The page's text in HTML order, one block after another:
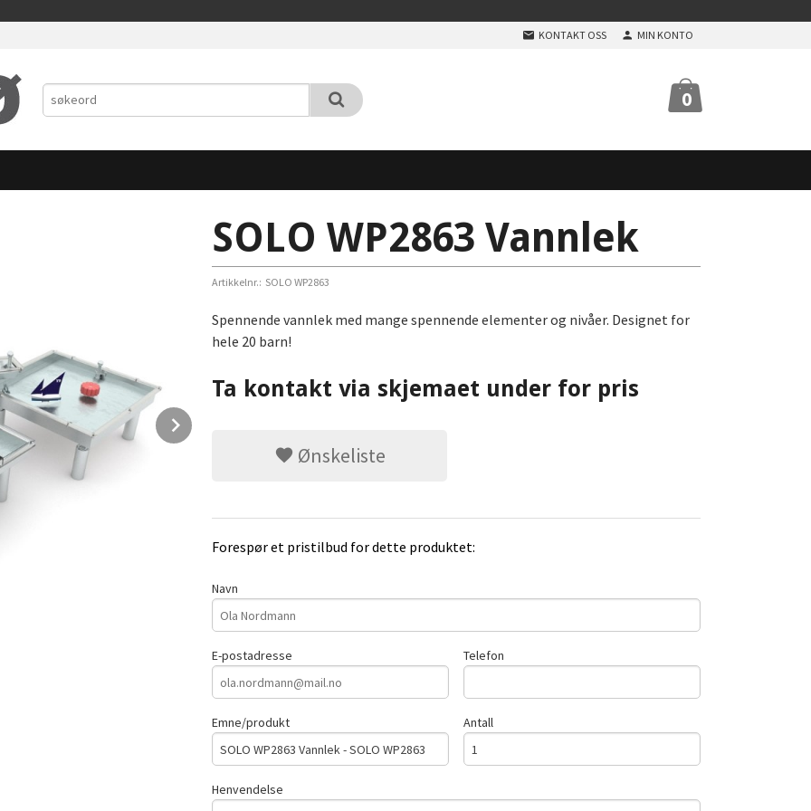
KONTAKT OSS MIN KONTO
0
SOLO WP2863 Vannlek
Artikkelnr.: SOLO WP2863
Spennende vannlek med mange spennende elementer og nivåer. Designet for
hele 20 barn!
Ta kontakt via skjemaet under for pris
Ønskeliste
Forespør et pristilbud for dette produktet:
Navn
E-postadresse Telefon
Emne/produkt Antall
Henvendelse